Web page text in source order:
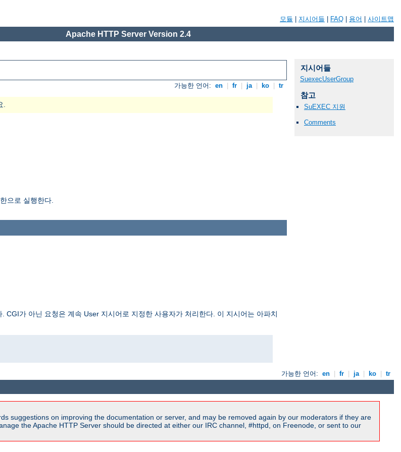
모듈 지시어들 FAQ 용어 사이트맵
Apache HTTP Server Version 2.4
가능한 언어: en fr ja ko tr
.
으로 실행한다.
지시어들
SuexecUserGroup
참고
SuEXEC 지원
Comments
CGI가 아닌 요청은 계속 User 지시어로 지정한 사용자가 처리한다. 이 지시어는 아파치
가능한 언어: en fr ja ko tr
suggestions on improving the documentation or server, and may be removed again by our moderators if they are
the Apache HTTP Server should be directed at either our IRC channel, #httpd, on Freenode, or sent to our